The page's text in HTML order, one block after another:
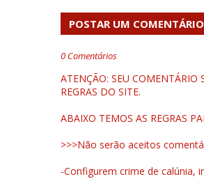
POSTAR UM COMENTÁRIO
0 Comentários
ATENÇÃO: SEU COMENTÁRIO
REGRAS DO SITE.
ABAIXO TEMOS AS REGRAS
>>>Não serão aceitos
-Configurem crime de calúnia,